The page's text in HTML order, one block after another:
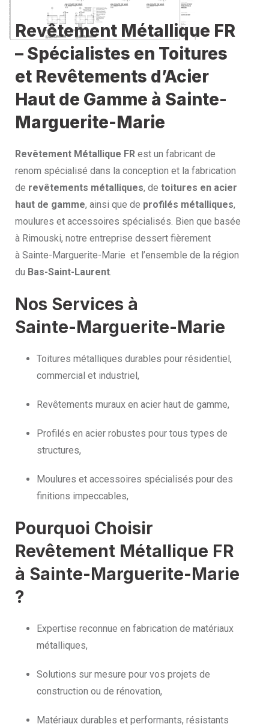
Revêtement Métallique FR
– Spécialistes en Toitures
et Revêtements d’Acier
Haut de Gamme à Sainte-
Marguerite-Marie
Revêtement Métallique FR est un fabricant de
renom spécialisé dans la conception et la fabrication
de revêtements métalliques, de toitures en acier
haut de gamme, ainsi que de profilés métalliques,
moulures et accessoires spécialisés. Bien que basée
à Rimouski, notre entreprise dessert fièrement
à Sainte-Marguerite-Marie et l’ensemble de la région
du Bas-Saint-Laurent.
Nos Services à
Sainte-Marguerite-Marie
Toitures métalliques durables pour résidentiel,
commercial et industriel,
Revêtements muraux en acier haut de gamme,
Profilés en acier robustes pour tous types de
structures,
Moulures et accessoires spécialisés pour des
finitions impeccables,
Pourquoi Choisir
Revêtement Métallique FR
à Sainte-Marguerite-Marie
?
Expertise reconnue en fabrication de matériaux
métalliques,
Solutions sur mesure pour vos projets de
construction ou de rénovation,
Matériaux durables et performants, résistants